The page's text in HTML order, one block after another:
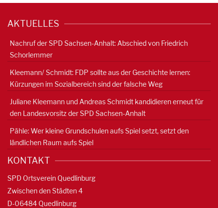
AKTUELLES
Nachruf der SPD Sachsen-Anhalt: Abschied von Friedrich
Schorlemmer
Kleemann/ Schmidt: FDP sollte aus der Geschichte lernen:
Kürzungen im Sozialbereich sind der falsche Weg
Juliane Kleemann und Andreas Schmidt kandidieren erneut für
den Landesvorsitz der SPD Sachsen-Anhalt
Pähle: Wer kleine Grundschulen aufs Spiel setzt, setzt den
ländlichen Raum aufs Spiel
KONTAKT
SPD Ortsverein Quedlinburg
Zwischen den Städten 4
D-06484 Quedlinburg